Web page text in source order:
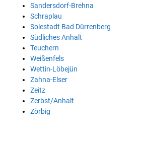
Sandersdorf-Brehna
Schraplau
Solestadt Bad Dürrenberg
Südliches Anhalt
Teuchern
Weißenfels
Wettin-Löbejün
Zahna-Elser
Zeitz
Zerbst/Anhalt
Zörbig